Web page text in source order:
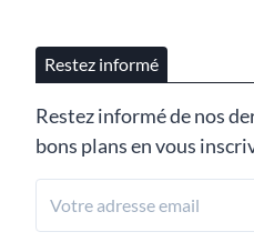
Restez informé
Restez informé de nos
bons plans en vous